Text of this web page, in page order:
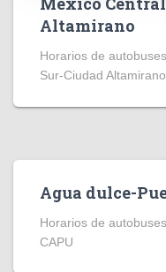
Altamirano
Horarios de
Sur-Ciudad Altamirano
Agua dulce-
Horarios de
CAPU